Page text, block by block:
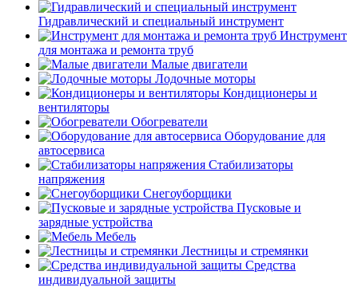
Гидравлический и специальный инструмент
Инструмент
для монтажа и ремонта труб
Малые двигатели
Лодочные моторы
Кондиционеры и
вентиляторы
Обогреватели
Оборудование для
автосервиса
Стабилизаторы
напряжения
Снегоуборщики
Пусковые и
зарядные устройства
Мебель
Лестницы и стремянки
Средства
индивидуальной защиты